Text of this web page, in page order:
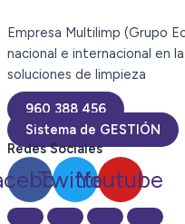
Empresa Multilimp (Grupo
nacional e internacional en
soluciones de limpieza
960 388 456
Sistema de GESTIÓN
Redes Sociales
TwitterYoutube